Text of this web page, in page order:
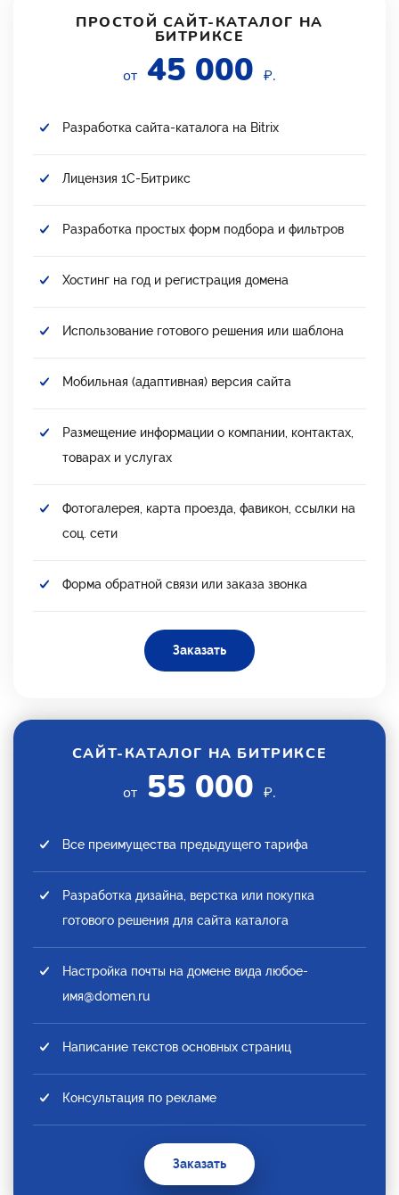
ПРОСТОЙ САЙТ-КАТАЛОГ НА
БИТРИКСЕ
от 45 000 ₽.
Разработка сайта-каталога на Bitrix
Лицензия 1С-Битрикс
Разработка простых форм подбора и фильтров
Хостинг на год и регистрация домена
Использование готового решения или шаблона
Мобильная (адаптивная) версия сайта
Размещение информации о компании, контактах,
товарах и услугах
Фотогалерея, карта проезда, фавикон, ссылки на
соц. сети
Форма обратной связи или заказа звонка
Заказать
САЙТ-КАТАЛОГ НА БИТРИКСЕ
от 55 000 ₽.
Все преимущества предыдущего тарифа
Разработка дизайна, верстка или покупка
готового решения для сайта каталога
Настройка почты на домене вида любое-
имя@domen.ru
Написание текстов основных страниц
Консультация по рекламе
Заказать